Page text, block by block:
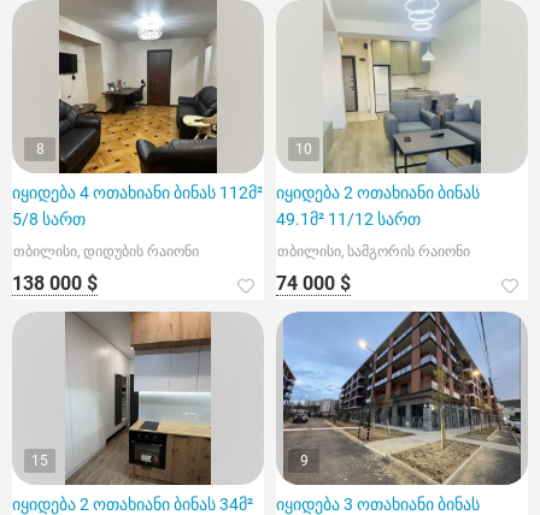
8
იყიდება 4 ოთახიანი ბინას 112მ²
5/8 სართ
თბილისი, დიდუბის რაიონი
138 000 $
10
იყიდება 2 ოთახიანი ბინას
49.1მ² 11/12 სართ
თბილისი, სამგორის რაიონი
74 000 $
15
იყიდება 2 ოთახიანი ბინას 34მ²
9
იყიდება 3 ოთახიანი ბინას